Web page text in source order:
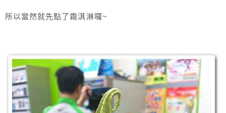
所以當然就先點了霜淇淋囉~